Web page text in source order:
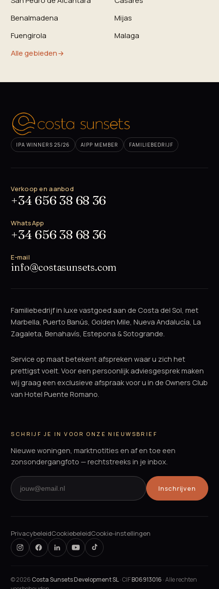
Benalmadena
Mijas
Fuengirola
Malaga
Alle gebieden
IPA WINNERS 25/26 AIPP MEMBER FAMILIEBEDRIJF
Verkoop en aanbod
+34 656 38 68 36
WhatsApp
+34 656 38 68 36
E-mail
info@costasunsets.com
Familiebedrijf in luxe vastgoed aan de Costa del Sol, met
Marbella, Puerto Banús, Golden Mile, Nueva Andalucía, La
Zagaleta, Benahavís, Estepona & Sotogrande.
Service op maat betekent afspreken waar u zich het
prettigst voelt. Voor een persoonlijk adviesgesprek maken
wij graag een exclusieve afspraak voor u in de Owners Club
van Hotel Puente Romano.
SCHRIJF JE IN VOOR ONZE NIEUWSBRIEF
Nieuwe woningen, marktnotities en af en toe een
zonsondergangfoto — rechtstreeks in je inbox.
Inschrijven
PrivacybeleidCookiebeleidCookie-instellingen
©2026 Costa Sunsets Development SL· CIFB06913016 · Alle rechten